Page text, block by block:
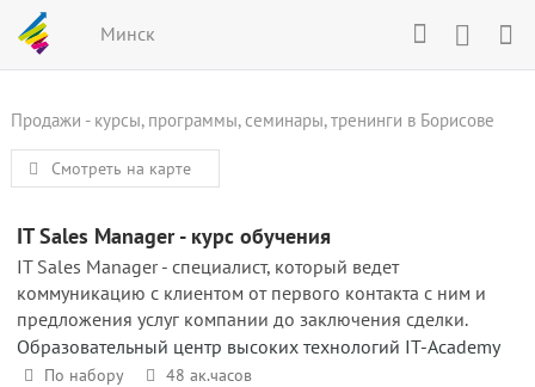
Минск
Продажи - курсы, программы, семинары, тренинги в Борисове
Смотреть на карте
IT Sales Manager - курс обучения
IT Sales Manager - специалист, который ведет
коммуникацию с клиентом от первого контакта с ним и
предложения услуг компании до заключения сделки.
Образовательный центр высоких технологий IT-Academy
По набору 48 ак.часов